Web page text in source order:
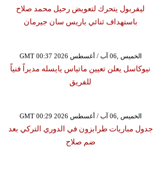
ليفربول يتحرك لتعويض رحيل محمد صلاح
باستهداف ثنائي باريس سان جيرمان
GMT 00:37 2026 الخميس ,06 آب / أغسطس
نيوكاسل يعلن تعيين ماتياس يايسله مديراً فنياً
للفريق
GMT 00:29 2026 الخميس ,06 آب / أغسطس
جدول مباريات طرابزون في الدوري التركي بعد
ضم صلاح